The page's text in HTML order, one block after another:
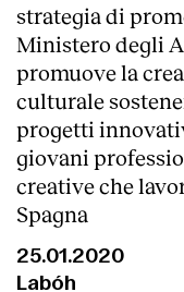
strategia di
Ministero degli
promuove la
culturale
progetti
giovani
creative che
Spagna
25.01.2020
Labóh